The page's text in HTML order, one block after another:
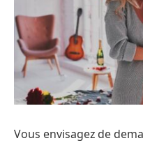
Vous envisagez de